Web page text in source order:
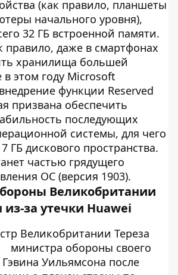
(как правило, планшеты
начального уровня),
32 ГБ встроенной памяти.
правило, даже в смартфонах
хранилища большей
в этом году Microsoft
функции Reserved
призвана обеспечить
последующих
системы, для чего
ГБ дискового пространства.
частью грядущего
ОС (версия 1903).
Великобритании
из-за утечки Huawei
Великобритании Тереза
министра обороны своего
Уильямсона после